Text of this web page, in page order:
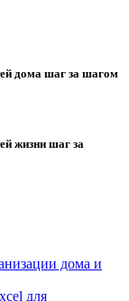
дома шаг за шагом
жизни шаг за
дома и
для